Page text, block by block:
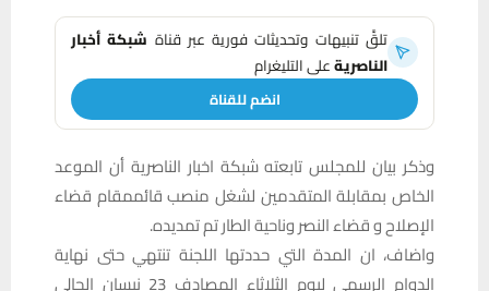
تلقَّ تنبيهات وتحديثات فورية عبر قناة شبكة أخبار
الناصريةعلى التليغرام
انضم للقناة
وذكر بيان للمجلس تابعته شبكة اخبار الناصرية أن الموعد
الخاص بمقابلة المتقدمين لشغل منصب قائممقام قضاء
الإصلاح و قضاء النصر وناحية الطار تم تمديده.
واضاف، ان المدة التي حددتها اللجنة تنتهي حتى نهاية
الدوام الرسمي ليوم الثلاثاء المصادف 23 نيسان الحالي